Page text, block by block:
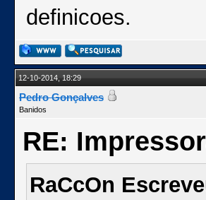
definicoes.
12-10-2014, 18:29
Pedro Gonçalves
Banidos
RE:
RaCcOn